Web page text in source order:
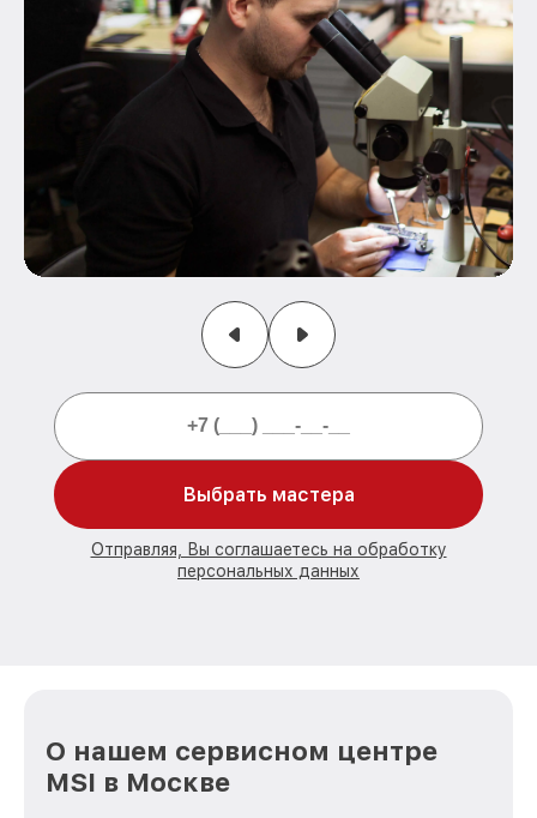
Выбрать мастера
Отправляя, Вы соглашаетесь на обработку
персональных данных
О нашем сервисном центре
MSI в Москве